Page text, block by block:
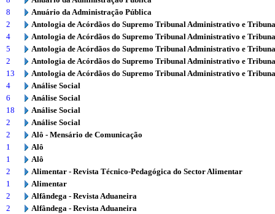
8
Anuário da Administração Pública
2
Antologia de Acórdãos do Supremo Tribunal Administrativo e
4
Antologia de Acórdãos do Supremo Tribunal Administrativo e
5
Antologia de Acórdãos do Supremo Tribunal Administrativo e
2
Antologia de Acórdãos do Supremo Tribunal Administrativo e
13
Antologia de Acórdãos do Supremo Tribunal Administrativo e
4
Análise Social
6
Análise Social
18
Análise Social
2
Análise Social
2
Alô - Mensário de Comunicação
1
Alô
1
Alô
2
Alimentar - Revista Técnico-Pedagógica do Sector Alimentar
1
Alimentar
2
Alfândega - Revista Aduaneira
2
Alfândega - Revista Aduaneira